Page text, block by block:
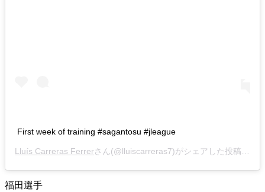
First week of training #sagantosu #jleague
Lluís Carreras Ferrerさん(@lluiscarreras7)がシェアした投稿 -
福田選手